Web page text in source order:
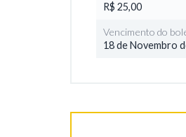
R$ 25,00
Vencimento do
18 de Novembro